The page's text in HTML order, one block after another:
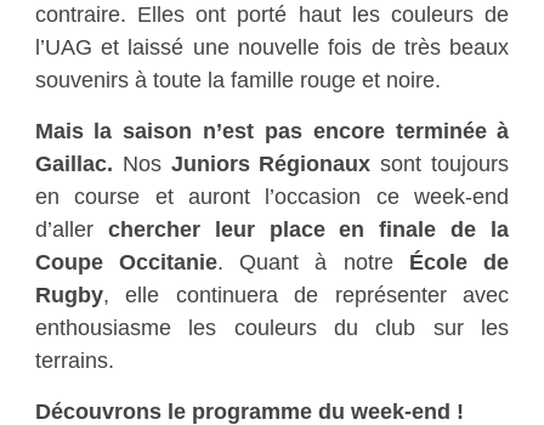
contraire. Elles ont porté haut les couleurs de
l’UAG et laissé une nouvelle fois de très beaux
souvenirs à toute la famille rouge et noire.
Mais la saison n’est pas encore terminée à
Gaillac. Nos Juniors Régionaux sont toujours
en course et auront l’occasion ce week-end
d’aller chercher leur place en finale de la
Coupe Occitanie. Quant à notre École de
Rugby, elle continuera de représenter avec
enthousiasme les couleurs du club sur les
terrains.
Découvrons le programme du week-end !